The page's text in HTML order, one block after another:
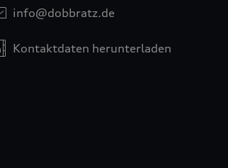
info@dobbratz.de
Kontaktdaten herunterladen